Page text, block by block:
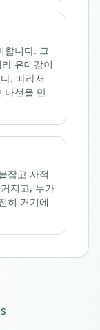
합니다. 그
유대감이
. 따라서
나선을 만
잡고 사적
지고, 누가
히 거기에